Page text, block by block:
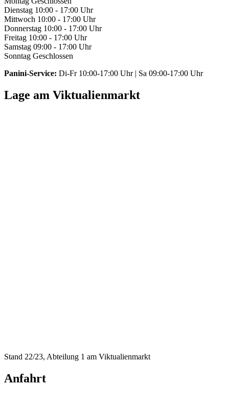
Dienstag 10:00 - 17:00 Uhr
Mittwoch 10:00 - 17:00 Uhr
Donnerstag 10:00 - 17:00 Uhr
Freitag 10:00 - 17:00 Uhr
Samstag 09:00 - 17:00 Uhr
Sonntag Geschlossen
Panini-Service: Di-Fr 10:00-17:00 Uhr | Sa 09:00-17:00 Uhr
Lage am Viktualienmarkt
Stand 22/23, Abteilung 1 am Viktualienmarkt
Anfahrt